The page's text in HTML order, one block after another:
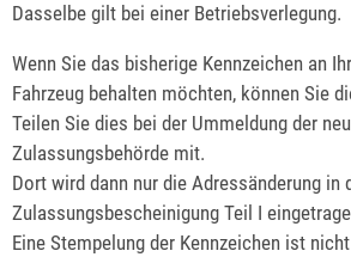
Dasselbe gilt bei einer Betriebsverlegung.
Wenn Sie das bisherige Kennzeichen an
Fahrzeug behalten möchten, können Sie
Teilen Sie dies bei der Ummeldung der
Zulassungsbehörde mit.
Dort wird dann nur die Adressänderung in
Zulassungsbescheinigung Teil I
Eine Stempelung der Kennzeichen ist